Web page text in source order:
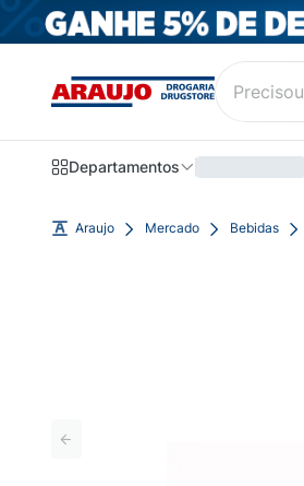
Departamentos
Araujo Mercado Bebidas